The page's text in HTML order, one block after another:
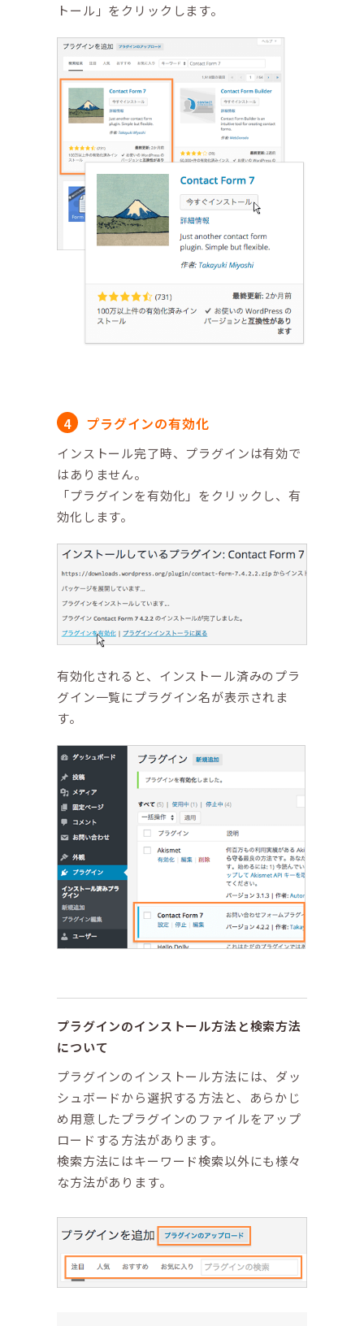
トール」をクリックします。
プラグインの有効化
インストール完了時、プラグインは有効で
はありません。
「プラグインを有効化」をクリックし、有
効化します。
有効化されると、インストール済みのプラ
グイン一覧にプラグイン名が表示されま
す。
プラグインのインストール方法と検索方法
について
プラグインのインストール方法には、ダッ
シュボードから選択する方法と、あらかじ
め用意したプラグインのファイルをアップ
ロードする方法があります。
検索方法にはキーワード検索以外にも様々
な方法があります。